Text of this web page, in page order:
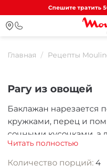
Спешите тратить
Главная Рецепты
Рагу из овощей
Баклажан нарезается
кружками, перец и
сочными кусочками, а
кориандром мелко
отправляются в
Читать полностью
Количество порций: 4